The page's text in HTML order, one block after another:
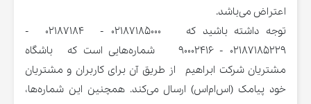
اعتراض می‌باشد.
توجه داشته باشید که 02187185000 - 02187184 -
02187185229 - 90002416 شماره‌هایی است که باشگاه
مشتریان شرکت ابراهیم از طریق آن برای کاربران و مشتریان
خود پیامک (اس‌ام‌اس) ارسال می‌کند. همچنین این شماره‌‌ها،